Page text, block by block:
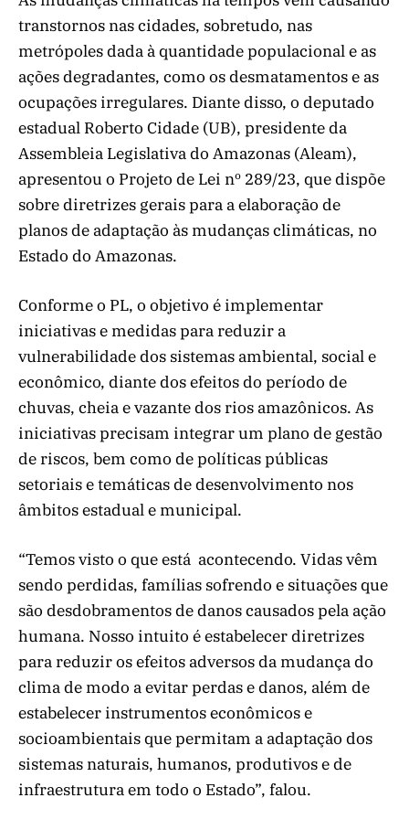
transtornos nas cidades, sobretudo, nas
metrópoles dada à quantidade populacional e as
ações degradantes, como os desmatamentos e as
ocupações irregulares. Diante disso, o deputado
estadual Roberto Cidade (UB), presidente da
Assembleia Legislativa do Amazonas (Aleam),
apresentou o Projeto de Lei nº 289/23, que dispõe
sobre diretrizes gerais para a elaboração de
planos de adaptação às mudanças climáticas, no
Estado do Amazonas.
Conforme o PL, o objetivo é implementar
iniciativas e medidas para reduzir a
vulnerabilidade dos sistemas ambiental, social e
econômico, diante dos efeitos do período de
chuvas, cheia e vazante dos rios amazônicos. As
iniciativas precisam integrar um plano de gestão
de riscos, bem como de políticas públicas
setoriais e temáticas de desenvolvimento nos
âmbitos estadual e municipal.
“Temos visto o que está acontecendo. Vidas vêm
sendo perdidas, famílias sofrendo e situações que
são desdobramentos de danos causados pela ação
humana. Nosso intuito é estabelecer diretrizes
para reduzir os efeitos adversos da mudança do
clima de modo a evitar perdas e danos, além de
estabelecer instrumentos econômicos e
socioambientais que permitam a adaptação dos
sistemas naturais, humanos, produtivos e de
infraestrutura em todo o Estado”, falou.